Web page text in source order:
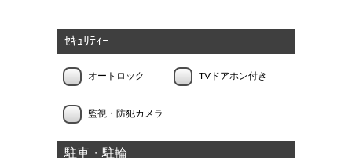
ｾｷｭﾘﾃｨｰ
オートロック TVドアホン付き
監視・防犯カメラ
駐車・駐輪